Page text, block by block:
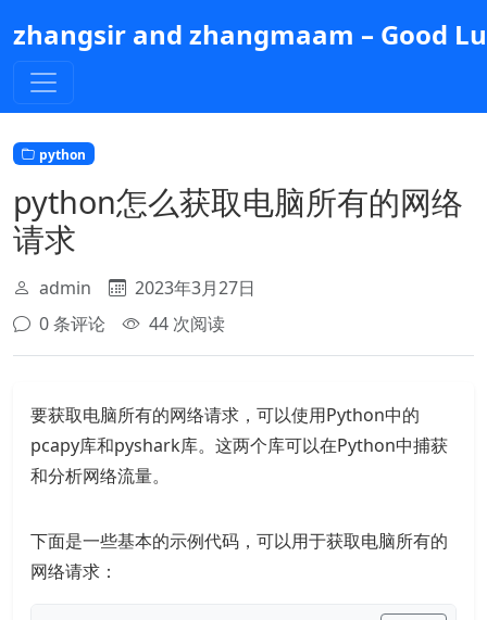
到
主
内
容
zhangsir and zhangmaam – Good
python
python怎么获取电脑所有的网络
请求
admin
2023年3月27日
0 条评论
44 次阅读
要获取电脑所有的网络请求，可以使用Python中的
pcapy库和pyshark库。这两个库可以在Python中捕获
和分析网络流量。
下面是一些基本的示例代码，可以用于获取电脑所有的
网络请求：